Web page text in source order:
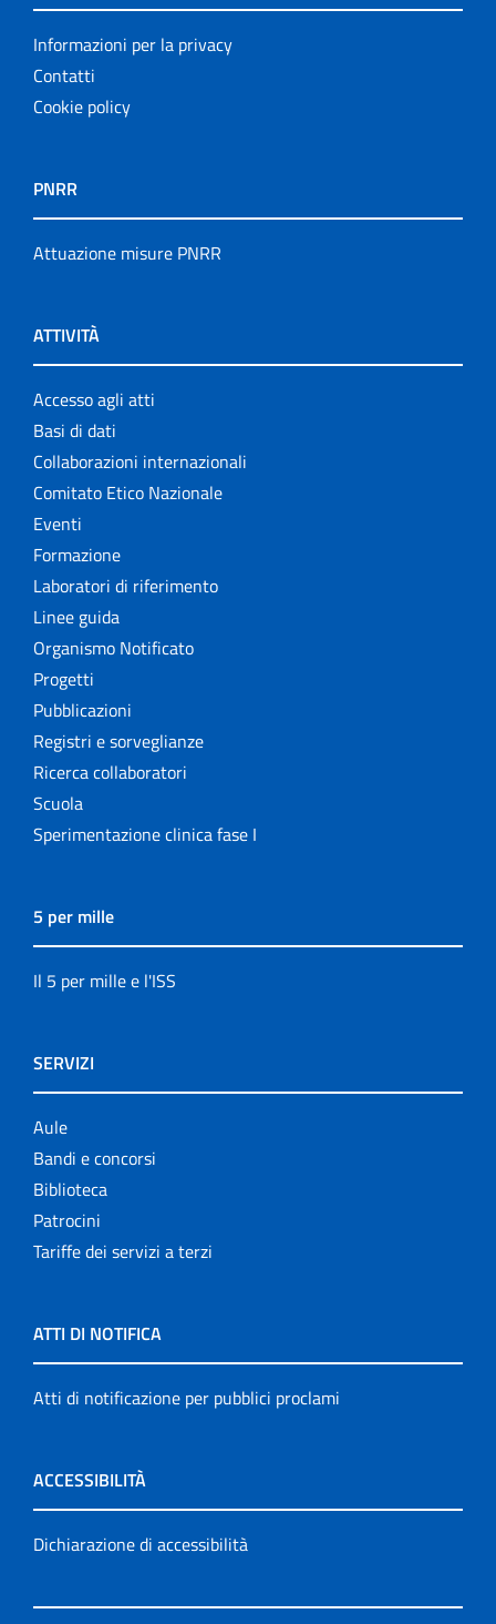
Informazioni per la privacy
Contatti
Cookie policy
PNRR
Attuazione misure PNRR
ATTIVITÀ
Accesso agli atti
Basi di dati
Collaborazioni internazionali
Comitato Etico Nazionale
Eventi
Formazione
Laboratori di riferimento
Linee guida
Organismo Notificato
Progetti
Pubblicazioni
Registri e sorveglianze
Ricerca collaboratori
Scuola
Sperimentazione clinica fase I
5 per mille
Il 5 per mille e l'ISS
SERVIZI
Aule
Bandi e concorsi
Biblioteca
Patrocini
Tariffe dei servizi a terzi
ATTI DI NOTIFICA
Atti di notificazione per pubblici proclami
ACCESSIBILITÀ
Dichiarazione di accessibilità